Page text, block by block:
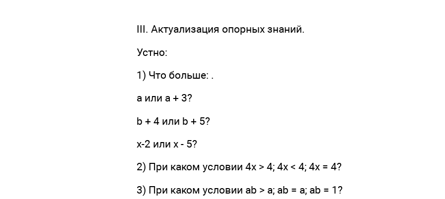
III. Актуализация опорных знаний.
Устно:
1) Что больше: .
а или а + 3?
b + 4 или b + 5?
х-2 или х - 5?
2) При каком условии 4х > 4; 4х < 4; 4х = 4?
3) При каком условии ab > a; ab = a; ab = 1?